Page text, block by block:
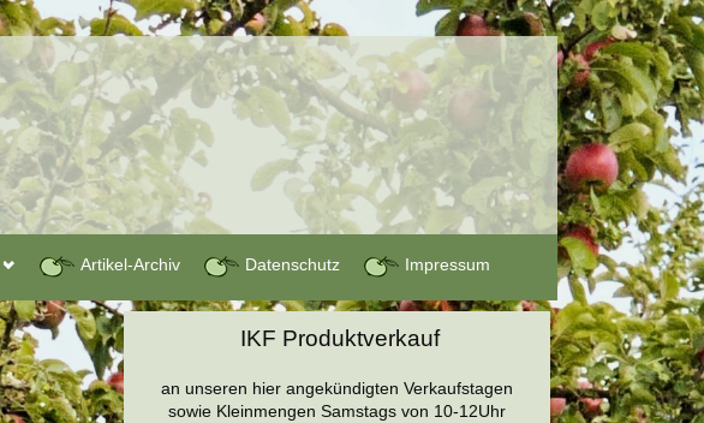
Artikel-Archiv Datenschutz Impressum
IKF Produktverkauf
an unseren hier angekündigten Verkaufstagen
sowie Kleinmengen Samstags von 10-12Uhr